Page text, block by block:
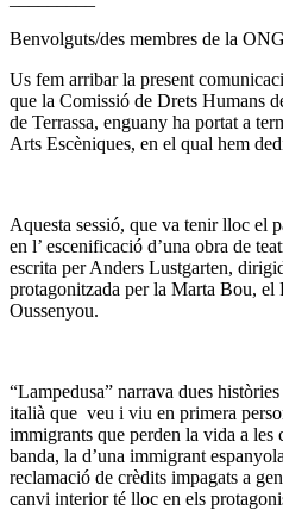
Benvolguts/des membres de la
Us fem arribar la present
que la Comissió de Drets Humans
de Terrassa, enguany ha portat a
Arts Escèniques, en el qual hem
Aquesta sessió, que va tenir lloc el
en l’ escenificació d’una obra de
escrita per Anders Lustgarten,
protagonitzada per la Marta Bou, el
Oussenyou.
“Lampedusa” narrava dues
italià que veu i viu en primera
immigrants que perden la vida a les
banda, la d’una immigrant
reclamació de crèdits impagats a
canvi interior té lloc en els